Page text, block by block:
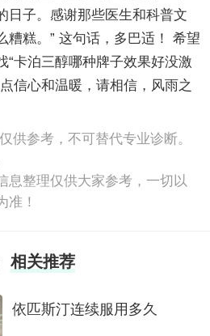
日子。感谢那些医生和科普文
糟糕。” 这句话，多巴适！ 希望
“卡泊三醇哪种牌子效果好没激
信心和温暖，请相信，风雨之
供参考，不可替代专业诊断。
息整理仅供大家参考，一切以
准！
相关推荐
依匹斯汀连续服用多久